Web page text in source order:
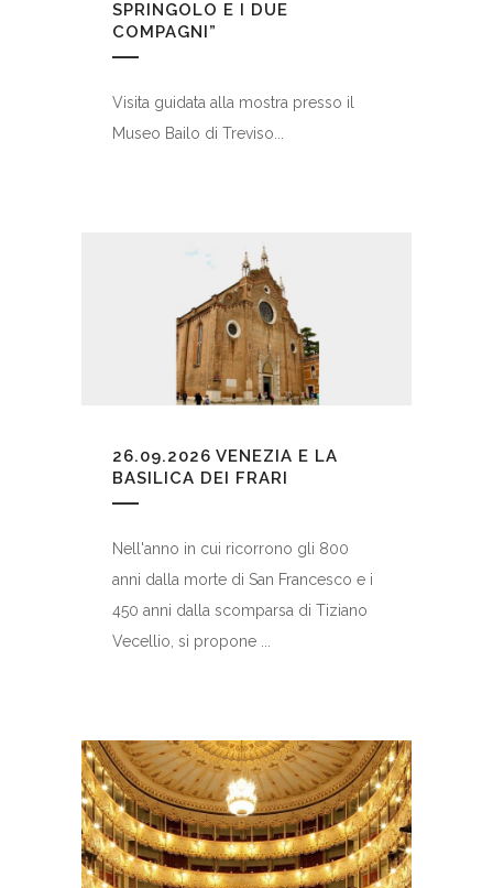
SPRINGOLO E I DUE
COMPAGNI”
Visita guidata alla mostra presso il
Museo Bailo di Treviso...
26.09.2026 VENEZIA E LA
BASILICA DEI FRARI
Nell'anno in cui ricorrono gli 800
anni dalla morte di San Francesco e i
450 anni dalla scomparsa di Tiziano
Vecellio, si propone ...